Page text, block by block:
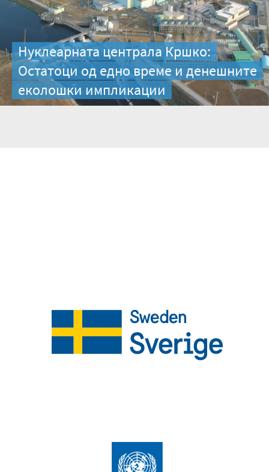
Нуклеарната централа Кршко:
Остатоци од едно време и денешните
еколошки импликации